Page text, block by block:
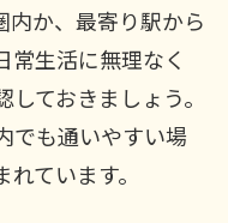
内か、最寄り駅から
常生活に無理なく
ておきましょう。
でも通いやすい場
ています。